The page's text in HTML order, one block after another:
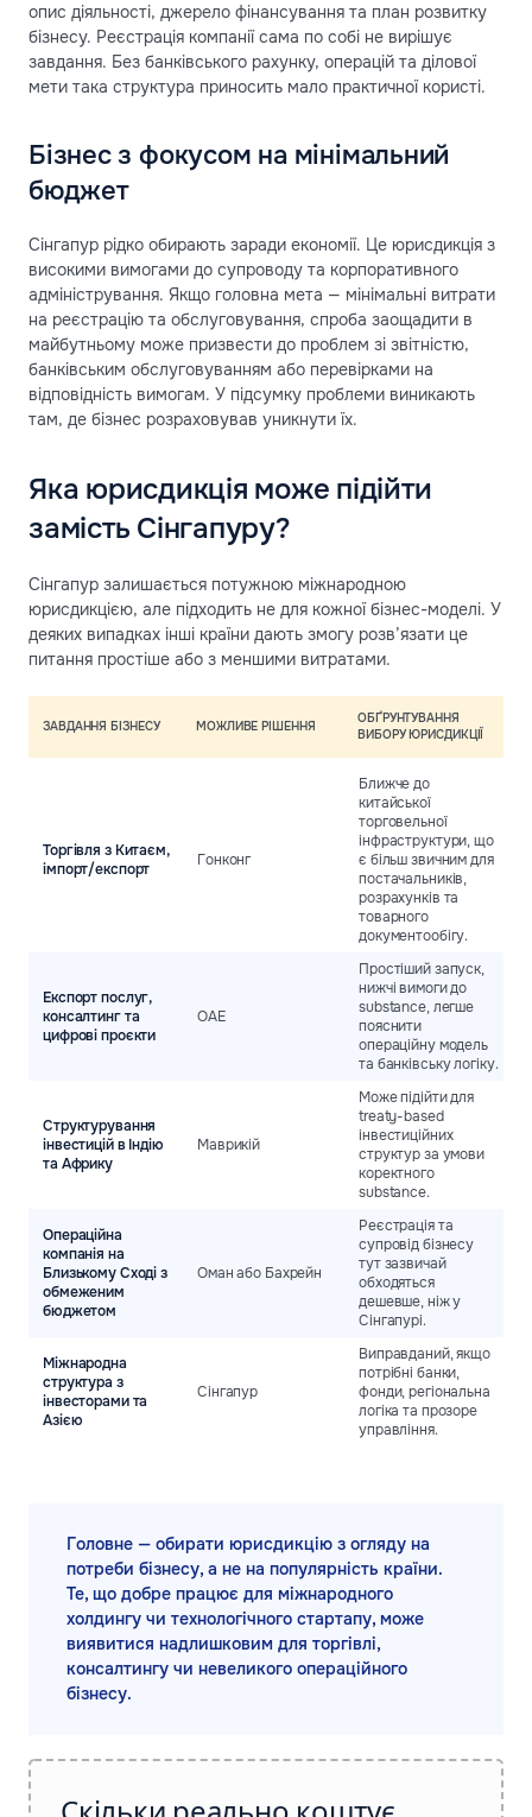
опис діяльності, джерело фінансування та план розвитку
бізнесу. Реєстрація компанії сама по собі не вирішує
завдання. Без банківського рахунку, операцій та ділової
мети така структура приносить мало практичної користі.
Бізнес з фокусом на мінімальний
бюджет
Сінгапур рідко обирають заради економії. Це юрисдикція з
високими вимогами до супроводу та корпоративного
адміністрування. Якщо головна мета — мінімальні витрати
на реєстрацію та обслуговування, спроба заощадити в
майбутньому може призвести до проблем зі звітністю,
банківським обслуговуванням або перевірками на
відповідність вимогам. У підсумку проблеми виникають
там, де бізнес розраховував уникнути їх.
Яка юрисдикція може підійти
замість Сінгапуру?
Сінгапур залишається потужною міжнародною
юрисдикцією, але підходить не для кожної бізнес-моделі. У
деяких випадках інші країни дають змогу розв’язати це
питання простіше або з меншими витратами.
ЗАВДАННЯ БІЗНЕСУ МОЖЛИВЕ РІШЕННЯ
ОБҐРУНТУВАННЯ
ВИБОРУ ЮРИСДИКЦІЇ
Торгівля з Китаєм,
імпорт/експорт
Гонконг
Ближче до
китайської
торговельної
інфраструктури, що
є більш звичним для
постачальників,
розрахунків та
товарного
документообігу.
Експорт послуг,
консалтинг та
цифрові проєкти
ОАЕ
Простіший запуск,
нижчі вимоги до
substance, легше
пояснити
операційну модель
та банківську логіку.
Структурування
інвестицій в Індію
та Африку
Маврикій
Може підійти для
treaty-based
інвестиційних
структур за умови
коректного
substance.
Операційна
компанія на
Близькому Сході з
обмеженим
бюджетом
Оман або Бахрейн
Реєстрація та
супровід бізнесу
тут зазвичай
обходяться
дешевше, ніж у
Сінгапурі.
Міжнародна
структура з
інвесторами та
Азією
Сінгапур
Виправданий, якщо
потрібні банки,
фонди, регіональна
логіка та прозоре
управління.
Головне — обирати юрисдикцію з огляду на
потреби бізнесу, а не на популярність країни.
Те, що добре працює для міжнародного
холдингу чи технологічного стартапу, може
виявитися надлишковим для торгівлі,
консалтингу чи невеликого операційного
бізнесу.